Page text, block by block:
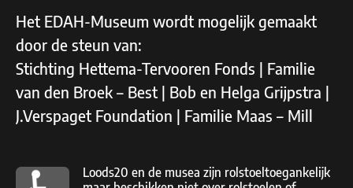
Het EDAH-Museum wordt mogelijk gemaakt
door de steun van:
Stichting Hettema-Tervooren Fonds | Familie
van den Broek – Best | Bob en Helga Grijpstra |
J.Verspaget Foundation | Familie Maas – Mill
Loods20 en de musea zijn rolstoeltoegankelijk